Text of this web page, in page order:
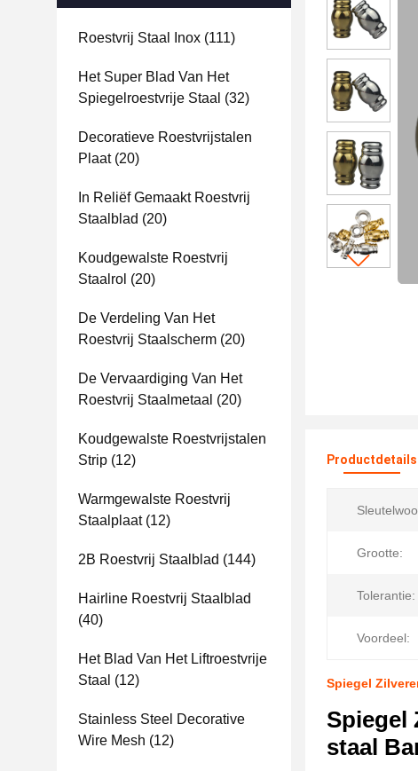
Roestvrij Staal Inox (111)
Het Super Blad Van Het
Spiegelroestvrije Staal (32)
Decoratieve Roestvrijstalen
Plaat(20)
In Reliëf Gemaakt Roestvrij
Staalblad (20)
Koudgewalste Roestvrij
Staalrol (20)
De Verdeling Van Het
Roestvrij Staalscherm (20)
De Vervaardiging Van Het
Roestvrij Staalmetaal (20)
Koudgewalste Roestvrijstalen
Strip (12)
Warmgewalste Roestvrij
Staalplaat(12)
2B Roestvrij Staalblad (144)
Hairline Roestvrij Staalblad
(40)
Het Blad Van Het Liftroestvrije
Staal (12)
Stainless Steel Decorative
Wire Mesh (12)
Productdetails
Grootte:
Tolerantie:
Voordeel:
Spiegel
Spiegel
staal